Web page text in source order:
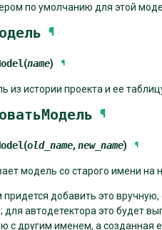
по умолчанию для этой
¶
(name) ¶
из истории проекта и ее
¶
(old_name, new_name) ¶
модель со старого имени на
добавить это
автодетектора это будет
с другим именем, а созданная